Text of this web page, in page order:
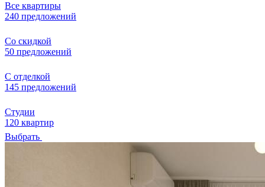
Все квартиры
240 предложений
Со скидкой
50 предложений
С отделкой
145 предложений
Студии
120 квартир
Выбрать